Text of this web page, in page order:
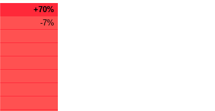
+70%
-7%